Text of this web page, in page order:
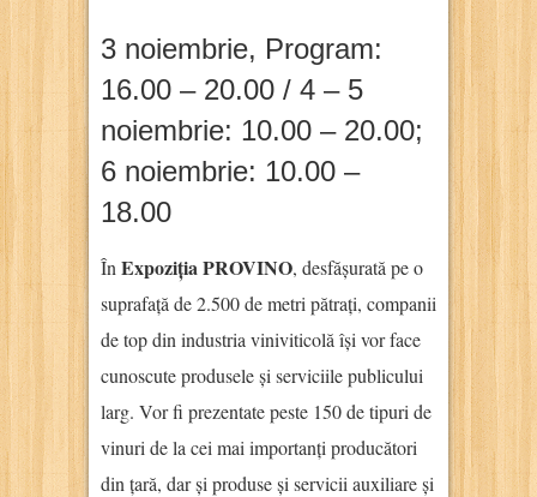
3 noiembrie, Program:
16.00 – 20.00 / 4 – 5
noiembrie: 10.00 – 20.00;
6 noiembrie: 10.00 –
18.00
În Expoziția PROVINO, desfășurată pe o
suprafață de 2.500 de metri pătrați, companii
de top din industria viniviticolă își vor face
cunoscute produsele și serviciile publicului
larg. Vor fi prezentate peste 150 de tipuri de
vinuri de la cei mai importanți producători
din țară, dar și produse și servicii auxiliare și